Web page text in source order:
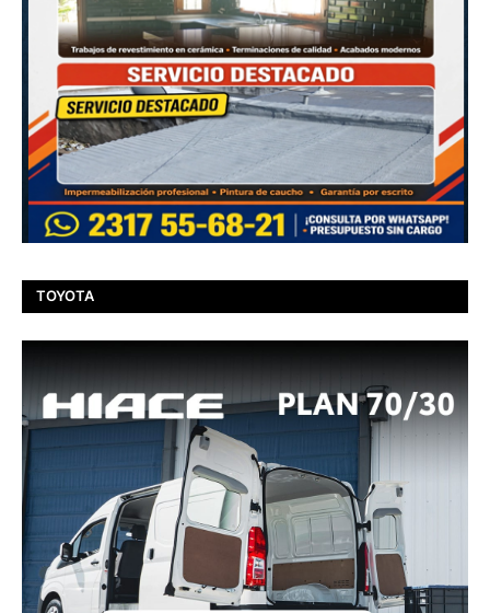
TOYOTA